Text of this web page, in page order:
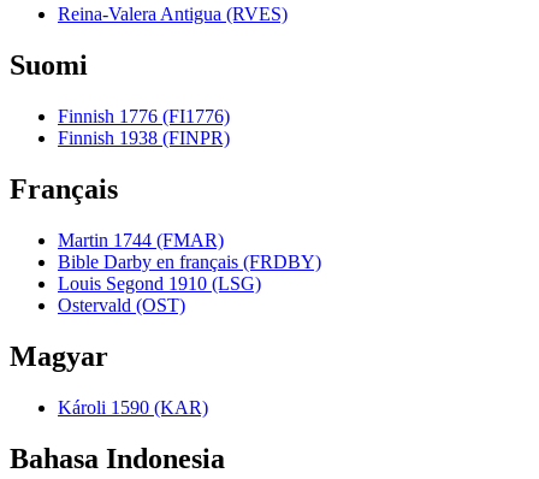
Reina-Valera Antigua (RVES)
Suomi
Finnish 1776 (FI1776)
Finnish 1938 (FINPR)
Français
Martin 1744 (FMAR)
Bible Darby en français (FRDBY)
Louis Segond 1910 (LSG)
Ostervald (OST)
Magyar
Károli 1590 (KAR)
Bahasa Indonesia